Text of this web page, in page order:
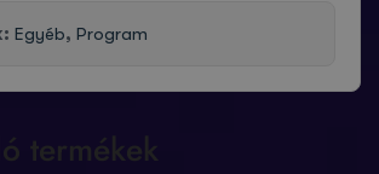
Egyéb, Program
termékek